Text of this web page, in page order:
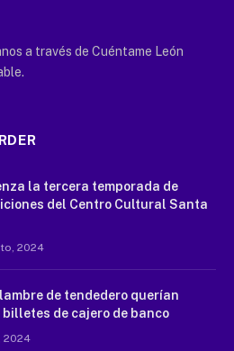
a través de Cuéntame León
la tercera temporada de
del Centro Cultural Santa
2024
de tendedero querían
billetes de cajero de banco
2024